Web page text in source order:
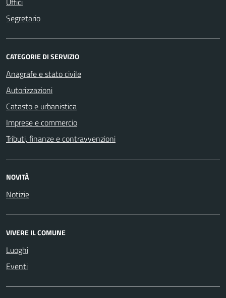
Segretario
CATEGORIE DI SERVIZIO
Anagrafe e stato civile
Autorizzazioni
Catasto e urbanistica
Imprese e commercio
Tributi, finanze e contravvenzioni
NOVITÀ
Notizie
VIVERE IL COMUNE
Luoghi
Eventi